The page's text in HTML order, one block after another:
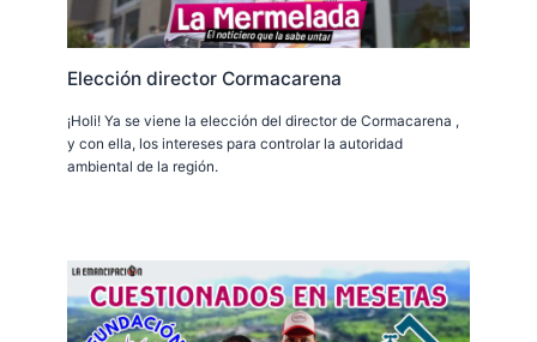
Elección director Cormacarena
¡Holi! Ya se viene la elección del director de Cormacarena ,
y con ella, los intereses para controlar la autoridad
ambiental de la región.